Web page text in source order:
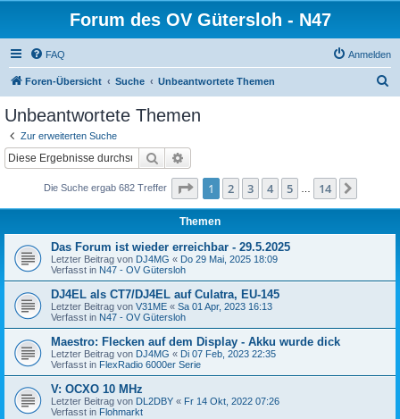
Forum des OV Gütersloh - N47
FAQ Anmelden
Foren-Übersicht Suche Unbeantwortete Themen
Unbeantwortete Themen
Zur erweiterten Suche
Suche
Die Suche ergab 682 Treffer Seite 1von 14
1 2 3 4 5 14
Themen
Das Forum ist wieder erreichbar - 29.5.2025
Letzter Beitrag von DJ4MG « Do 29 Mai, 2025 18:09
Verfasst in N47 - OV Gütersloh
DJ4EL als CT7/DJ4EL auf Culatra, EU-145
Letzter Beitrag von V31ME « Sa 01 Apr, 2023 16:13
Verfasst in N47 - OV Gütersloh
Maestro: Flecken auf dem Display - Akku wurde dick
Letzter Beitrag von DJ4MG « Di 07 Feb, 2023 22:35
Verfasst in FlexRadio 6000er Serie
V: OCXO 10 MHz
Letzter Beitrag von DL2DBY « Fr 14 Okt, 2022 07:26
Verfasst in Flohmarkt